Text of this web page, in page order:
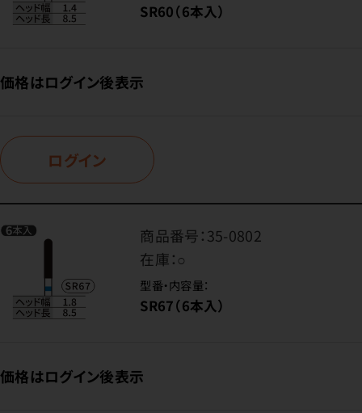
SR60（6本入）
価格はログイン後表示
ログイン
商品番号：35-0802
在庫：○
型番・内容量：
SR67（6本入）
価格はログイン後表示